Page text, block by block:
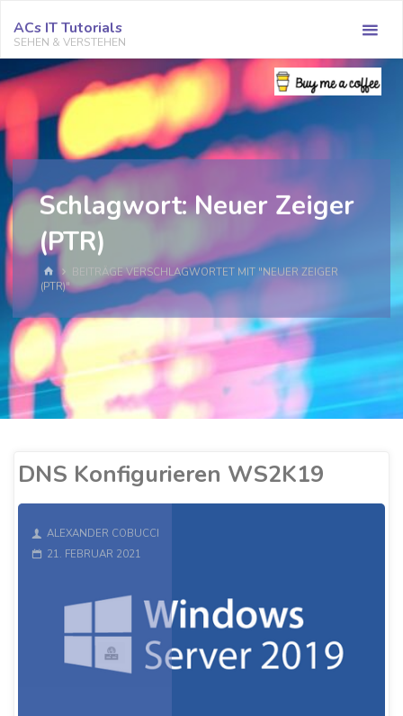
Inhalt
springen
ACs IT Tutorials
SEHEN & VERSTEHEN
Schlagwort:Neuer Zeiger
(PTR)
STARTBEITRÄGE VERSCHLAGWORTET MIT "NEUER ZEIGER
(PTR)"
DNS Konfigurieren WS2K19
ALEXANDER COBUCCI
21. FEBRUAR 2021